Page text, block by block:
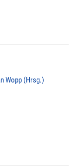
Wopp (Hrsg.)